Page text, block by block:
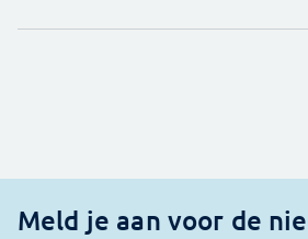
Meld je aan voor de